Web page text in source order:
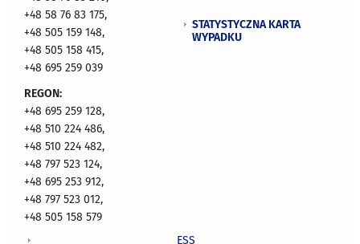
+48 58 76 83 175,
+48 505 159 148,
+48 505 158 415,
+48 695 259 039
REGON:
+48 695 259 128,
+48 510 224 486,
+48 510 224 482,
+48 797 523 124,
+48 695 253 912,
+48 797 523 012,
+48 505 158 579
STATYSTYCZNA KARTA
WYPADKU
ESS